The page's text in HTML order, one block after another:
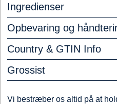
Ingredienser
Opbevaring og
Country & GTIN Info
Grossist
Vi bestræber os altid på at